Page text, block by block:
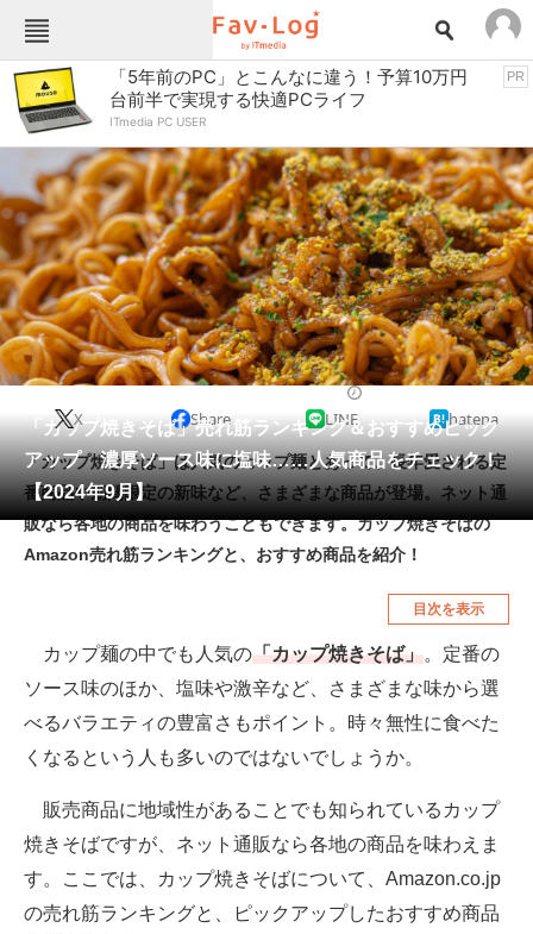
Fav-Logカテゴリー一覧
TOP アウトドア用品
インテリア・収納 おもちゃ・ホビー
カメラ キッチン家電
キッチン用品 ゲーム
コンテンツ・サービス スイーツ・お菓子
スポーツ・レジャー スマホ・携帯電話
パソコン・タブレット ファッション
ペット 家電
工具・DIY 本・DVD・CD
生活家電 生活用品
空調・季節家電 美容・コスメ
釣り具・釣り用品 食品・飲料・お酒
メディア
注目記事を集めた総合ページ
ITの今と未来を見通す
スマホと通信の最新トレンド
「5年前のPC」とこんなに違う！予算10万円
台前半で実現する快適PCライフ
ITmedia PC USER
PR
「カップ焼きそば」売れ筋ランキング＆おすすめピック
アップ 濃厚ソース味に塩味……人気商品をチェック！
【2024年9月】
X Share LINE hatena
「カップ焼きそば」は人気のカップ麺とあって、長年愛される定
番商品や期間限定の新味など、さまざまな商品が登場。ネット通
販なら各地の商品を味わうこともできます。カップ焼きそばの
Amazon売れ筋ランキングと、おすすめ商品を紹介！
目次を表示
カップ麺の中でも人気の「カップ焼きそば」。定番の
ソース味のほか、塩味や激辛など、さまざまな味から選
べるバラエティの豊富さもポイント。時々無性に食べた
くなるという人も多いのではないでしょうか。
販売商品に地域性があることでも知られているカップ
焼きそばですが、ネット通販なら各地の商品を味わえま
す。ここでは、カップ焼きそばについて、Amazon.co.jp
の売れ筋ランキングと、ピックアップしたおすすめ商品